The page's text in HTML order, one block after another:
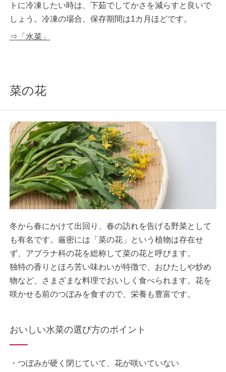
トに冷凍したい時は、下茹でしてかさを減らすと良いで
しょう。冷凍の場合、保存期間は1カ月ほどです。
⇒「水菜」
菜の花
冬から春にかけて出回り、春の訪れを告げる野菜として
も有名です。厳密には「菜の花」という植物は存在せ
ず、アブラナ科の花を総称して菜の花と呼びます。
独特の香りとほろ苦い味わいが特徴で、おひたしや炒め
物など、さまざまな料理でおいしく食べられます。花を
咲かせる前のつぼみを食すので、栄養も豊富です。
おいしい水菜の選び方のポイント
・つぼみが硬く閉じていて、花が咲いていない